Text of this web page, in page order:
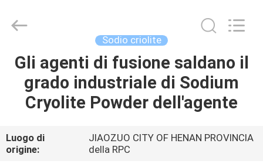
CASA.
PRODOTTI
VIDEO
Imp.&Exp.Co.,Ltd.
Sodio criolite
Gli agenti di fusione saldano il
grado industriale di Sodium
Cryolite Powder dell'agente
Luogo di
origine:
JIAOZUO CITY OF HENAN PROVINCIA
della RPC